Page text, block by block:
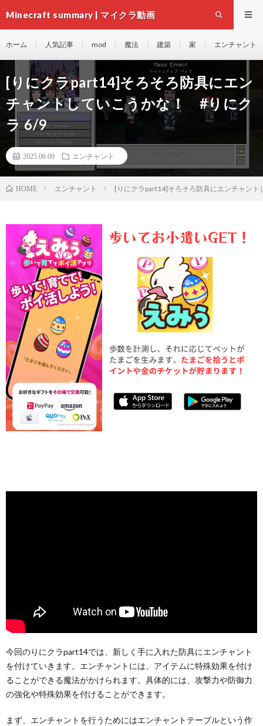
Minecraft summary | マイクラ動画
ホーム 人気記事 mod 魔法 建築 家 エンチャント
[りにクラpart14]そろそろ防具にエン
チャントしていこうかな！ #りにク
ラ 6/9
2025.06.09 エンチャント
HOME エンチャント [りにクラpart14]そろそろ防具にエンチャン
今回のりにクラpart14では、新しく手に入れた防具にエンチャント
を付けていきます。エンチャントには、アイテムに特殊効果を付け
ることができる魔法がかけられます。具体的には、攻撃力や防御力
の強化や特殊効果を付けることができます。
まず、エンチャントを行うためにはエンチャントテーブルという作